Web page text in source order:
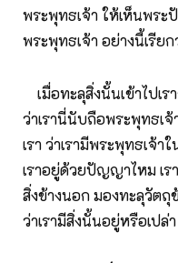
พระพุทธเจ้า ให้เห็นพร
พระพุทธเจ้า อย่างนี้เรีย
เมื่อทะลุสิ่งนั้นเข้าไปเร
ว่าเรานี่นับถือพระพุทธเจ้
เรา ว่าเรามีพระพุทธเจ้
เราอยู่ด้วยปัญญาไหม เร
สิ่งข้างนอก มองทะลุวัตถุ
ว่าเรามีสิ่งนั้นอยู่หรือเปล่